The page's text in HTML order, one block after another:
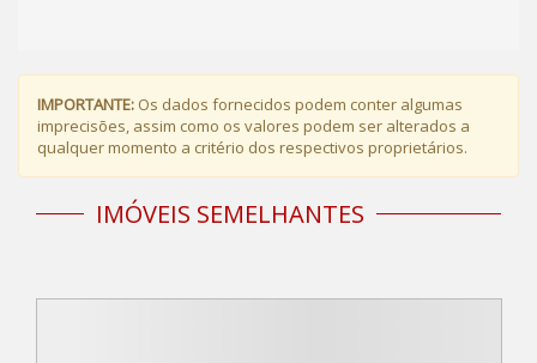
IMPORTANTE: Os dados fornecidos podem conter algumas
imprecisões, assim como os valores podem ser alterados a
qualquer momento a critério dos respectivos proprietários.
IMÓVEIS SEMELHANTES